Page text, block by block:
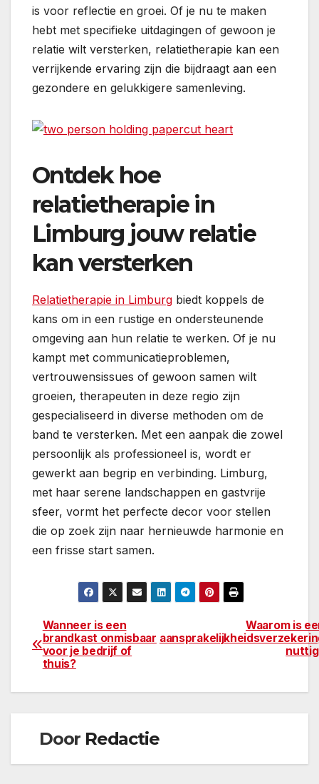
is voor reflectie en groei. Of je nu te maken
hebt met specifieke uitdagingen of gewoon je
relatie wilt versterken, relatietherapie kan een
verrijkende ervaring zijn die bijdraagt aan een
gezondere en gelukkigere samenleving.
Ontdek hoe
relatietherapie in
Limburg jouw relatie
kan versterken
Relatietherapie in Limburg biedt koppels de
kans om in een rustige en ondersteunende
omgeving aan hun relatie te werken. Of je nu
kampt met communicatieproblemen,
vertrouwensissues of gewoon samen wilt
groeien, therapeuten in deze regio zijn
gespecialiseerd in diverse methoden om de
band te versterken. Met een aanpak die zowel
persoonlijk als professioneel is, wordt er
gewerkt aan begrip en verbinding. Limburg,
met haar serene landschappen en gastvrije
sfeer, vormt het perfecte decor voor stellen
die op zoek zijn naar hernieuwde harmonie en
een frisse start samen.
Berichtnavigatie
Waarom is
Wanneer is een
brandkast onmisbaar
voor je bedrijf of
thuis?
Door Redactie